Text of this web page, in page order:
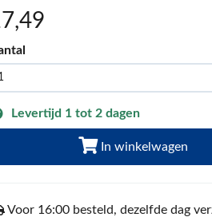
,49
Levertijd 1 tot 2 dagen
In winkelwagen
Voor 16:00 besteld, dezelfde dag